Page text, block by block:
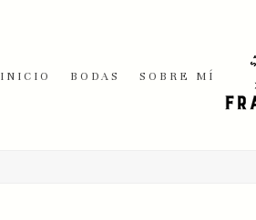
INICIO BODAS SOBRE MÍ